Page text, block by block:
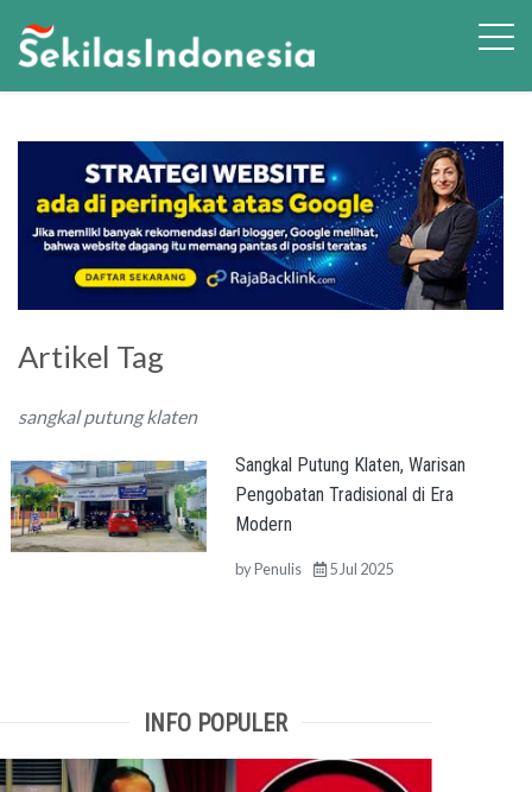
Artikel Tag
sangkal putung klaten
Sangkal Putung Klaten, Warisan
Pengobatan Tradisional di Era
Modern
byPenulis 5 Jul 2025
INFO POPULER